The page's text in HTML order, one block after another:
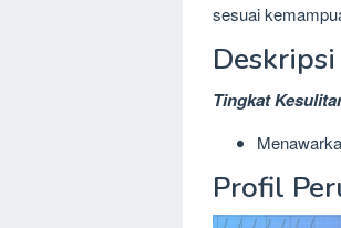
sesuai
Tingkat
Profil